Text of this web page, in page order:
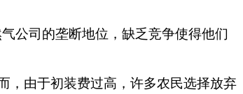
公司的垄断地位，缺乏竞争使得他们
，由于初装费过高，许多农民选择放弃